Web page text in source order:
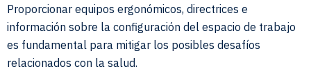
Proporcionar equipos ergonómicos, directrices e
información sobre la configuración del espacio de trabajo
es fundamental para mitigar los posibles desafíos
relacionados con la salud.